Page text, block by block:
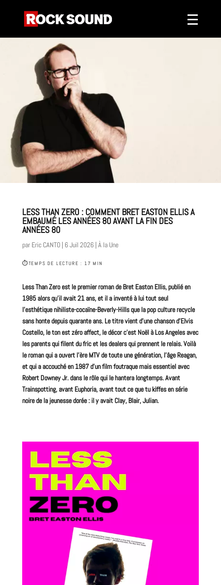
LESS THAN ZERO : COMMENT BRET EASTON ELLIS A
EMBAUMÉ LES ANNÉES 80 AVANT LA FIN DES
ANNÉES 80
par Eric CANTO| 6 Juil 2026| À la Une
⏱TEMPS DE LECTURE : 17 MIN
Less Than Zero est le premierromande Bret Easton Ellis, publié en
1985 alors qu’il avait 21 ans, et il a inventé à lui tout seul
l’esthétique nihiliste-cocaïne-Beverly-Hills que lapopculture recycle
sans honte depuis quarante ans. Le titre vient d’une chanson d’Elvis
Costello, le ton est zéro affect, le décor c’est Noël à Los Angeles avec
les parents qui filent du fric et les dealers qui prennent le relais. Voilà
le roman qui a ouvert l’ère MTV de toute une génération, l’âge Reagan,
et qui a accouché en 1987 d’unfilmfoutraque mais essentiel avec
RobertDowney Jr. dans le rôle qui le hantera longtemps. Avant
Trainspotting, avant Euphoria, avant tout ce que tu kiffes en série
noire de la jeunesse dorée : il y avait Clay, Blair, Julian.